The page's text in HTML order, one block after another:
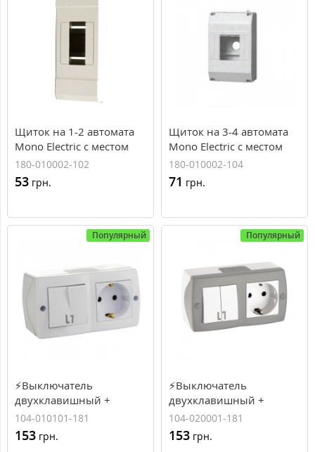
Щиток на 1-2 автомата
Mono Electric с местом
для пломбы IP40
180-010002-102
53 грн.
Щиток на 3-4 автомата
Mono Electric с местом
для пломбы IP40
180-010002-104
71 грн.
Популярный
⚡Выключатель
двухклавишный +
розетка с заземлением
серии Octans (Mono
Electric). Цвет Белый
104-010101-181
153 грн.
Популярный
⚡Выключатель
двухклавишный +
розетка с заземлением
серии Octans (Mono
Electric). Цвет Серый
104-020001-181
153 грн.